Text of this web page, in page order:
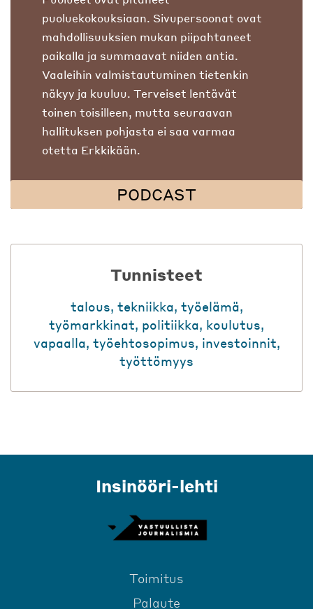
puoluekokouksiaan. Sivupersoonat ovat
mahdollisuuksien mukan piipahtaneet
paikalla ja summaavat niiden antia.
Vaaleihin valmistautuminen tietenkin
näkyy ja kuuluu. Terveiset lentävät
toinen toisilleen, mutta seuraavan
hallituksen pohjasta ei saa varmaa
otetta Erkkikään.
PODCAST
Tunnisteet
talous, tekniikka, työelämä,
työmarkkinat, politiikka, koulutus,
vapaalla, työehtosopimus, investoinnit,
työttömyys
Insinööri-lehti
Toimitus
Palaute